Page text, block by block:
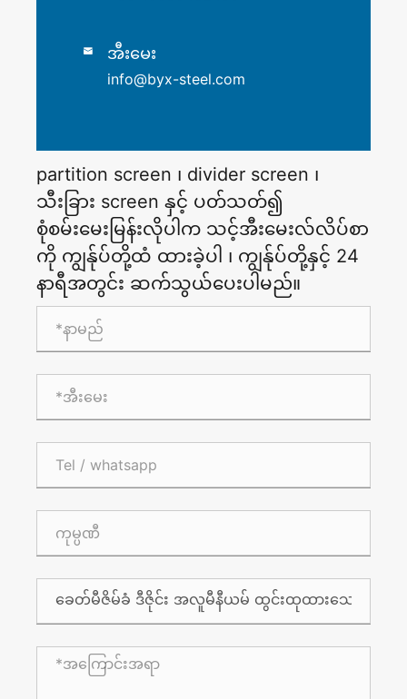
 အီးမေး
info@byx-steel.com
partition screen ၊ divider screen ၊
သီးခြား screen နှင့် ပတ်သတ်၍
စုံစမ်းမေးမြန်းလိုပါက သင့်အီးမေးလ်လိပ်စာ
ကို ကျွန်ုပ်တို့ထံ ထားခဲ့ပါ ၊ ကျွန်ုပ်တို့နှင့် 24
နာရီအတွင်း ဆက်သွယ်ပေးပါမည်။